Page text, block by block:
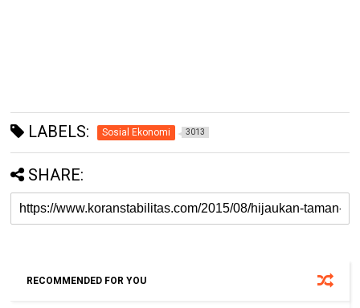
LABELS: Sosial Ekonomi 3013
SHARE:
RECOMMENDED FOR YOU